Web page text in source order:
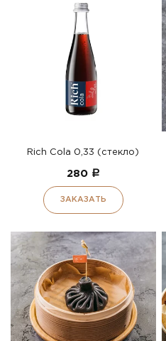
Rich Cola 0,33 (стекло)
280 a
ЗАКАЗАТЬ